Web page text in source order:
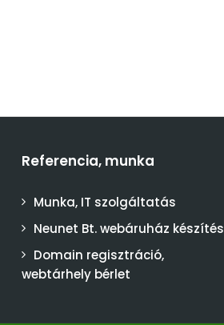
Referencia, munka
Munka, IT szolgáltatás
Neunet Bt. webáruház készítés
Domain regisztráció,
webtárhely bérlet